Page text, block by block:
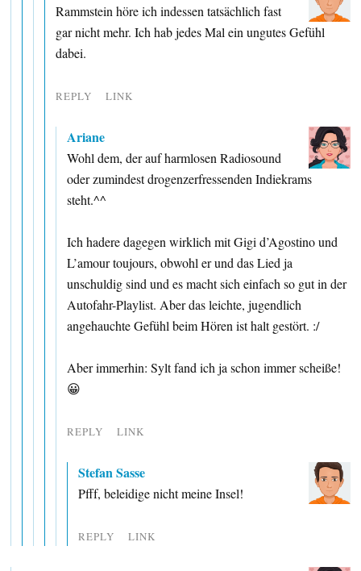
Rammstein höre ich indessen tatsächlich fast
gar nicht mehr. Ich hab jedes Mal ein ungutes Gefühl
dabei.
REPLY LINK
Ariane
Wohl dem, der auf harmlosen Radiosound
oder zumindest drogenzerfressenden Indiekrams
steht.^^
Ich hadere dagegen wirklich mit Gigi d’Agostino und
L’amour toujours, obwohl er und das Lied ja
unschuldig sind und es macht sich einfach so gut in der
Autofahr-Playlist. Aber das leichte, jugendlich
angehauchte Gefühl beim Hören ist halt gestört. :/
Aber immerhin: Sylt fand ich ja schon immer scheiße!
😀
REPLY LINK
Stefan Sasse
Pfff, beleidige nicht meine Insel!
REPLY LINK